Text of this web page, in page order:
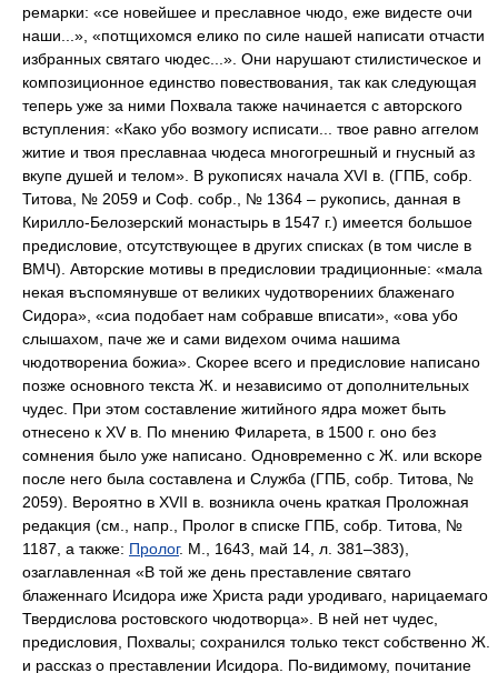
ремарки: «се новейшее и преславное чюдо, еже видесте очи
наши...», «потщихомся елико по силе нашей написати отчасти
избранных святаго чюдес...». Они нарушают стилистическое и
композиционное единство повествования, так как следующая
теперь уже за ними Похвала также начинается с авторского
вступления: «Како убо возмогу исписати... твое равно аггелом
житие и твоя преславнаа чюдеса многогрешный и гнусный аз
вкупе душей и телом». В рукописях начала XVI в. (ГПБ, собр.
Титова, № 2059 и Соф. собр., № 1364 – рукопись, данная в
Кирилло-Белозерский монастырь в 1547 г.) имеется большое
предисловие, отсутствующее в других списках (в том числе в
ВМЧ). Авторские мотивы в предисловии традиционные: «мала
некая въспомянувше от великих чудотворениих блаженаго
Сидора», «сиа подобает нам собравше вписати», «ова убо
слышахом, паче же и сами видехом очима нашима
чюдотворениа божиа». Скорее всего и предисловие написано
позже основного текста Ж. и независимо от дополнительных
чудес. При этом составление житийного ядра может быть
отнесено к XV в. По мнению Филарета, в 1500 г. оно без
сомнения было уже написано. Одновременно с Ж. или вскоре
после него была составлена и Служба (ГПБ, собр. Титова, №
2059). Вероятно в XVII в. возникла очень краткая Проложная
редакция (см., напр., Пролог в списке ГПБ, собр. Титова, №
1187, а также: Пролог. М., 1643, май 14, л. 381–383),
озаглавленная «В той же день преставление святаго
блаженнаго Исидора иже Христа ради уродиваго, нарицаемаго
Твердислова ростовского чюдотворца». В ней нет чудес,
предисловия, Похвалы; сохранился только текст собственно Ж.
и рассказ о преставлении Исидора. По-видимому, почитание